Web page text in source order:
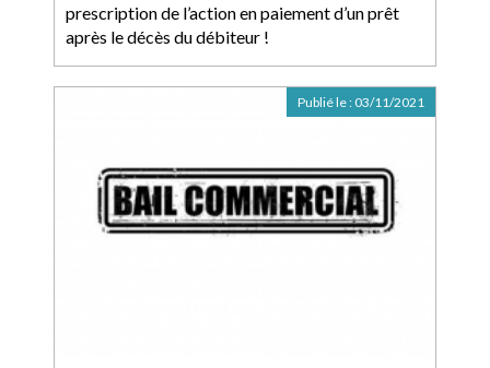
prescription de l’action en paiement d’un prêt
après le décès du débiteur !
Publié le : 03/11/2021